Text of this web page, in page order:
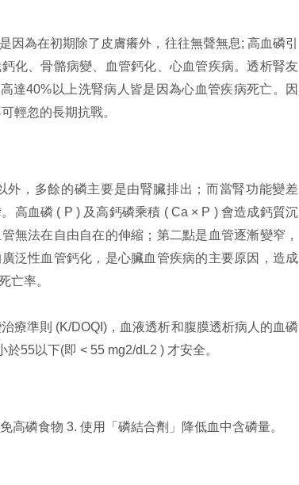
因為在初期除了皮膚癢外，往往無聲無息; 高血磷引
化、骨骼病變、血管鈣化、心血管疾病。透析腎友
達40%以上洗腎病人皆是因為心血管疾病死亡。因
輕忽的長期抗戰。
外，多餘的磷主要是由腎臟排出；而當腎功能變差
高血磷 ( P ) 及高鈣磷乘積 ( Ca × P ) 會造成鈣質沉
無法在自由自在的伸縮；第二點是血管逐漸變窄，
泛性血管鈣化，是心臟血管疾病的主要原因，造成
亡率。
療準則 (K/DOQI)，血液透析和腹膜透析病人的血磷
55以下(即 < 55 mg2/dL2 ) 才安全。
高磷食物 3. 使用「磷結合劑」降低血中含磷量。